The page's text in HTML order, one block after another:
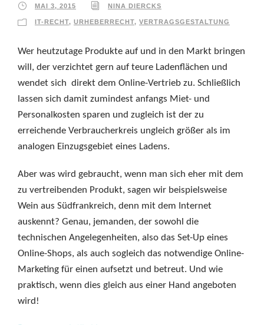
MAI 3, 2015 NINA DIERCKS
IT-RECHT, URHEBERRECHT, VERTRAGSGESTALTUNG
Wer heutzutage Produkte auf und in den Markt bringen
will, der verzichtet gern auf teure Ladenflächen und
wendet sich direkt dem Online-Vertrieb zu. Schließlich
lassen sich damit zumindest anfangs Miet- und
Personalkosten sparen und zugleich ist der zu
erreichende Verbraucherkreis ungleich größer als im
analogen Einzugsgebiet eines Ladens.
Aber was wird gebraucht, wenn man sich eher mit dem
zu vertreibenden Produkt, sagen wir beispielsweise
Wein aus Südfrankreich, denn mit dem Internet
auskennt? Genau, jemanden, der sowohl die
technischen Angelegenheiten, also das Set-Up eines
Online-Shops, als auch sogleich das notwendige Online-
Marketing für einen aufsetzt und betreut. Und wie
praktisch, wenn dies gleich aus einer Hand angeboten
wird!